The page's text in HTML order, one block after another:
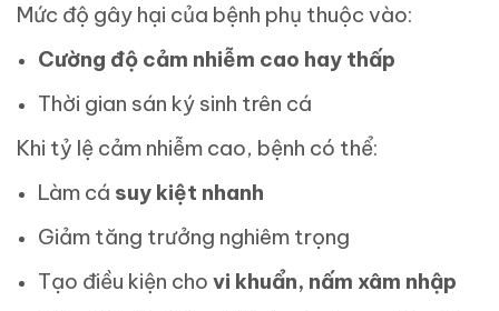
Mức độ gây hại của bệnh phụ thuộc vào:
Cường độ cảm nhiễm cao hay thấp
Thời gian sán ký sinh trên cá
Khi tỷ lệ cảm nhiễm cao, bệnh có thể:
Làm cá suy kiệt nhanh
Giảm tăng trưởng nghiêm trọng
Tạo điều kiện chovi khuẩn, nấm xâm nhập